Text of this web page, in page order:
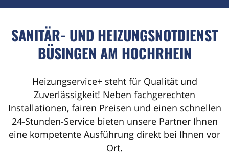
SANITÄR- UND HEIZUNGSNOTDIENST
BÜSINGEN AM HOCHRHEIN
Heizungservice+ steht für Qualität und
Zuverlässigkeit! Neben fachgerechten
Installationen, fairen Preisen und einen schnellen
24-Stunden-Service bieten unsere Partner Ihnen
eine kompetente Ausführung direkt bei Ihnen vor
Ort.